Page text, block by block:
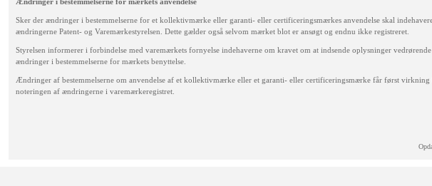
Sker der ændringer i bestemmelserne for et kollektivmærke eller garanti- eller certificeringsmærkes anvendelse skal
ændringerne Patent- og Varemærkestyrelsen. Dette gælder også selvom mærket blot er ansøgt og endnu ikke registreret.
Styrelsen informerer i forbindelse med varemærkets fornyelse indehaverne om kravet om at indsende oplysninger
ændringer i bestemmelserne for mærkets benyttelse.
Ændringer af bestemmelserne om anvendelse af et kollektivmærke eller et garanti- eller certificeringsmærke får først
noteringen af ændringerne i varemærkeregistret.